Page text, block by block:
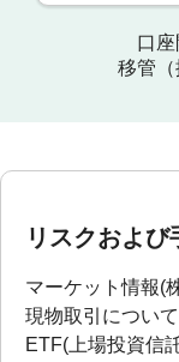
口
移管
リスクおよ
マーケット情報(
現物取引について
ETF(上場投資信